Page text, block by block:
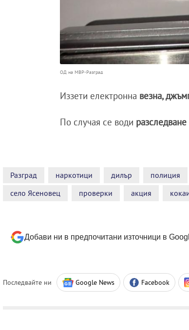
ОД на МВР-Разград
Иззети електронна везна,
По случая се води разследване
Разград наркотици дилър полиция
село Ясеновец
проверки акция
Добави ни в предпочитани източници в
Последвайте ни Google News Facebook